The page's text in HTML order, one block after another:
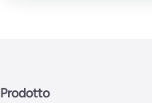
Prodotto